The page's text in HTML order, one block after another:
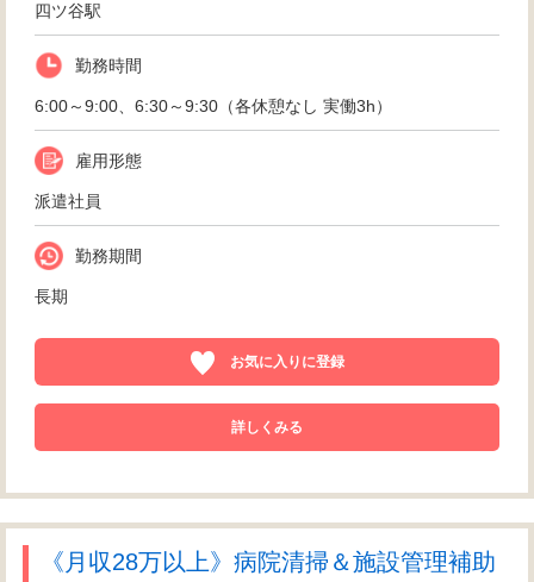
四ツ谷駅
勤務時間
6:00～9:00、6:30～9:30（各休憩なし 実働3h）
雇用形態
派遣社員
勤務期間
長期
お気に入りに登録
詳しくみる
《月収28万以上》病院清掃＆施設管理補助